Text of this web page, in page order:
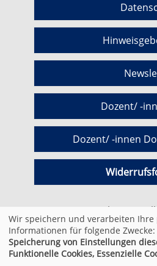
Dozent/ -
Dozent/ -innen
Cookie
© 2026 Kufer Software GmbH
Wir speichern und verarbeiten Ihre
Informationen für folgende Zwecke:
Speicherung von Einstellungen
Funktionelle Cookies, Essenzielle